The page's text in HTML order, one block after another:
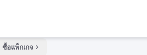
ซื้อแพ็กเกจ